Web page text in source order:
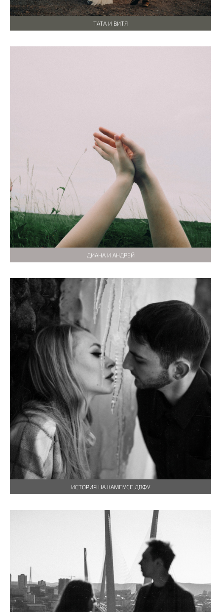
ТАТА И ВИТЯ
ДИАНА И АНДРЕЙ
ИСТОРИЯ НА КАМПУСЕ ДВФУ